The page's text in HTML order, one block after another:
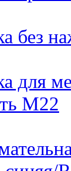
без
для
М22